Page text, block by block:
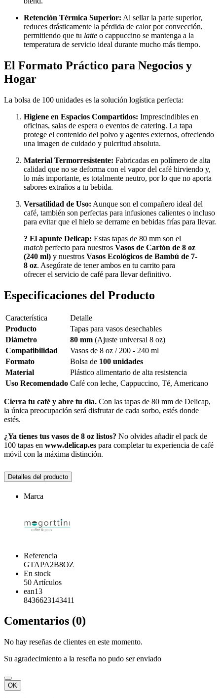
Retención Térmica Superior: Al sellar la parte superior,
reduces drásticamente la pérdida de calor por convección,
permitiendo que tu latte o cappuccino se mantenga a la
temperatura de servicio ideal durante mucho más tiempo.
El Formato Práctico para Negocios y
Hogar
La bolsa de 100 unidades es la solución logística perfecta:
Higiene en Espacios Compartidos: Imprescindibles en
oficinas, salas de espera o eventos de catering. La tapa
protege el contenido del polvo y agentes externos, ofreciendo
una imagen de cuidado y pulcritud absoluta.
Material Termorresistente: Fabricadas en polímero de alta
calidad que no se deforma con el vapor del café hirviendo y,
lo más importante, es totalmente neutro, por lo que no aporta
sabores extraños a tu bebida.
Versatilidad de Uso: Aunque son el compañero ideal del
café, también son perfectas para infusiones calientes o incluso
para evitar que el hielo se derrame en bebidas frías para llevar.
? El apunte Delicap: Estas tapas de 80 mm son el
match perfecto para nuestros Vasos de Cartón de 8 oz
(240 ml) y nuestros Vasos Ecológicos de Bambú de 7-
8 oz. Asegúrate de tener ambos en tu carrito para
ofrecer el servicio de café para llevar definitivo.
Especificaciones del Producto
Característica
Detalle
Producto
Tapas para vasos desechables
Diámetro
80 mm (Ajuste universal 8 oz)
Compatibilidad
Vasos de 8 oz / 200 - 240 ml
Formato
Bolsa de 100 unidades
Material
Plástico alimentario de alta resistencia
Uso Recomendado Café con leche, Cappuccino, Té, Americano
Cierra tu café y abre tu día. Con las tapas de 80 mm de Delicap,
la única preocupación será disfrutar de cada sorbo, estés donde
estés.
¿Ya tienes tus vasos de 8 oz listos? No olvides añadir el pack de
100 tapas en www.delicap.es para completar tu experiencia de café
móvil con la máxima distinción.
Detalles del producto
Marca
Referencia
GTAPA2B8OZ
En stock
50 Artículos
ean13
8436623143411
Comentarios (0)
No hay reseñas de clientes en este momento.
Su agradecimiento a la reseña no pudo ser enviado
OK